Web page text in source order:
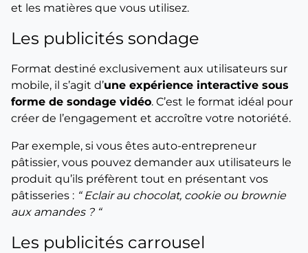
et les matières que vous utilisez.
Les publicités sondage
Format destiné exclusivement aux utilisateurs sur
mobile, il s’agit d’une expérience interactive sous
forme de sondage vidéo. C’est le format idéal pour
créer de l’engagement et accroître votre notoriété.
Par exemple, si vous êtes auto-entrepreneur
pâtissier, vous pouvez demander aux utilisateurs le
produit qu’ils préfèrent tout en présentant vos
pâtisseries : “ Eclair au chocolat, cookie ou brownie
aux amandes ? “
Les publicités carrousel